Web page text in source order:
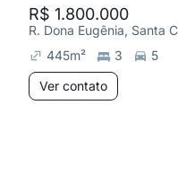
R$ 1.800.000
R. Dona Eugênia, Santa
445m² 3
5
Ver contato